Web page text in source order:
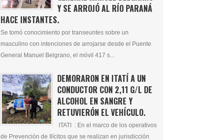
Y SE ARROJÓ AL RÍO PARANÁ
HACE INSTANTES.
Se tomó conocimiento por transeuntes sobre un
masculino con intenciones de arrojarse desde el Puente
General Manuel Belgrano, el móvil 417 s...
DEMORARON EN ITATÍ A UN
CONDUCTOR CON 2,11 G/L DE
ALCOHOL EN SANGRE Y
RETUVIERÓN EL VEHÍCULO.
ITATI : En el marco de los operativos
de Prevención de Ilícitos que se realizan en jurisdicción